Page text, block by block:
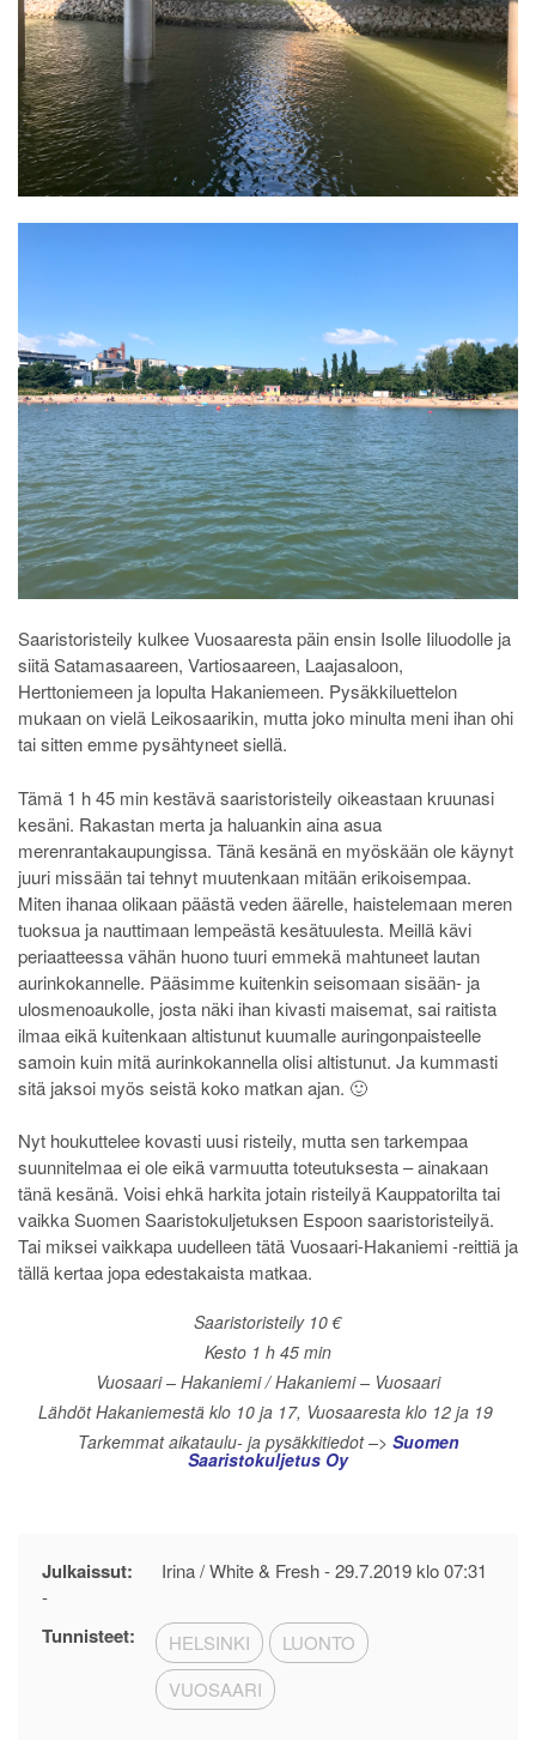
Saaristoristeily kulkee Vuosaaresta päin ensin Isolle Iiluodolle ja
siitä Satamasaareen, Vartiosaareen, Laajasaloon,
Herttoniemeen ja lopulta Hakaniemeen. Pysäkkiluettelon
mukaan on vielä Leikosaarikin, mutta joko minulta meni ihan ohi
tai sitten emme pysähtyneet siellä.
Tämä 1 h 45 min kestävä saaristoristeily oikeastaan kruunasi
kesäni. Rakastan merta ja haluankin aina asua
merenrantakaupungissa. Tänä kesänä en myöskään ole käynyt
juuri missään tai tehnyt muutenkaan mitään erikoisempaa.
Miten ihanaa olikaan päästä veden äärelle, haistelemaan meren
tuoksua ja nauttimaan lempeästä kesätuulesta. Meillä kävi
periaatteessa vähän huono tuuri emmekä mahtuneet lautan
aurinkokannelle. Pääsimme kuitenkin seisomaan sisään- ja
ulosmenoaukolle, josta näki ihan kivasti maisemat, sai raitista
ilmaa eikä kuitenkaan altistunut kuumalle auringonpaisteelle
samoin kuin mitä aurinkokannella olisi altistunut. Ja kummasti
sitä jaksoi myös seistä koko matkan ajan. 🙂
Nyt houkuttelee kovasti uusi risteily, mutta sen tarkempaa
suunnitelmaa ei ole eikä varmuutta toteutuksesta – ainakaan
tänä kesänä. Voisi ehkä harkita jotain risteilyä Kauppatorilta tai
vaikka Suomen Saaristokuljetuksen Espoon saaristoristeilyä.
Tai miksei vaikkapa uudelleen tätä Vuosaari-Hakaniemi -reittiä ja
tällä kertaa jopa edestakaista matkaa.
Saaristoristeily 10 €
Kesto 1 h 45 min
Vuosaari – Hakaniemi / Hakaniemi – Vuosaari
Lähdöt Hakaniemestä klo 10 ja 17, Vuosaaresta klo 12 ja 19
Tarkemmat aikataulu- ja pysäkkitiedot –> Suomen
Saaristokuljetus Oy
Julkaissut: Irina / White & Fresh -29.7.2019 klo 07:31
-
Tunnisteet: HELSINKI
LUONTO
VUOSAARI